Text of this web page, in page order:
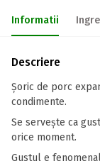
Informatii
Descriere
Şoric de porc
condimente.
Se serveşte ca
orice moment.
Gustul e